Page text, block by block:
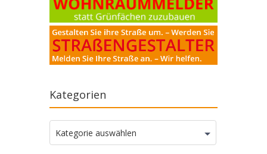
Kategorien
Kategorien
Kategorie auswählen